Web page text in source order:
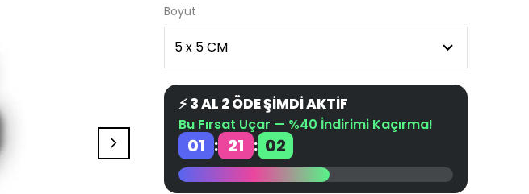
Boyut
⚡ 3 AL 2 ÖDE ŞİMDİ AKTİF
Bu Fırsat Uçar — %40 İndirimi Kaçırma!
01 : 21 : 01